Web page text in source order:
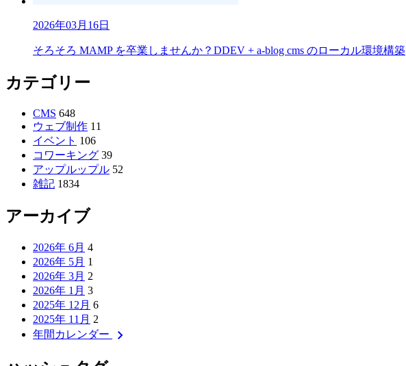
2026年03月16日
そろそろ MAMP を卒業しませんか？DDEV + a-blog cms のローカル環境構築
カテゴリー
CMS 648
ウェブ制作 11
イベント 106
コワーキング 39
アップルップル 52
雑記 1834
アーカイブ
2026年 6月 4
2026年 5月 1
2026年 3月 2
2026年 1月 3
2025年 12月 6
2025年 11月 2
年間カレンダー
chevron_right